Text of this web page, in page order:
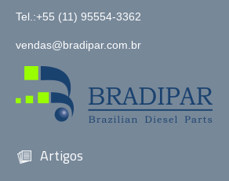
Tel.:+55 (11) 95554-3362
vendas@bradipar.com.br
Artigos